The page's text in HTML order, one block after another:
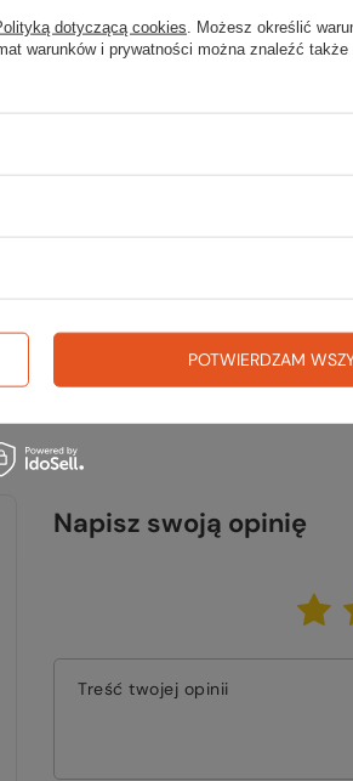
TWOJA
Napisz swoją opinię
Treść twojej opinii
dotyczącą cookies . Możesz określić
warunków i prywatności można znaleźć także
POTWIERDZAM